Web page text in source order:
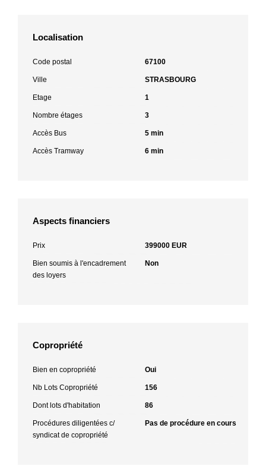
Localisation
Code postal 67100
Ville STRASBOURG
Etage 1
Nombre étages 3
Accès Bus 5 min
Accès Tramway 6 min
Aspects financiers
Prix 399000 EUR
Bien soumis à l'encadrement
des loyers
Non
Copropriété
Bien en copropriété Oui
Nb Lots Copropriété 156
Dont lots d'habitation 86
Procédures diligentées c/
syndicat de copropriété
Pas de procédure en cours